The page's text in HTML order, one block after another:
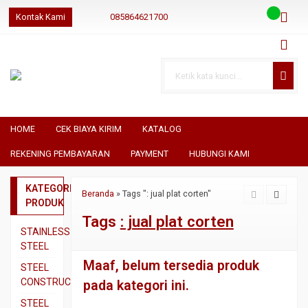
Kontak Kami 085864621700
HOME CEK BIAYA KIRIM KATALOG
REKENING PEMBAYARAN PAYMENT HUBUNGI KAMI
Beranda» Tags ": jual plat corten"
Tags : jual plat corten
Maaf, belum tersedia produk
pada kategori ini.
KATEGORI
PRODUK
STAINLESS
STEEL
Pipa
SS304
Pipa
STEEL
CONSTRUCTION
Besi
STEEL